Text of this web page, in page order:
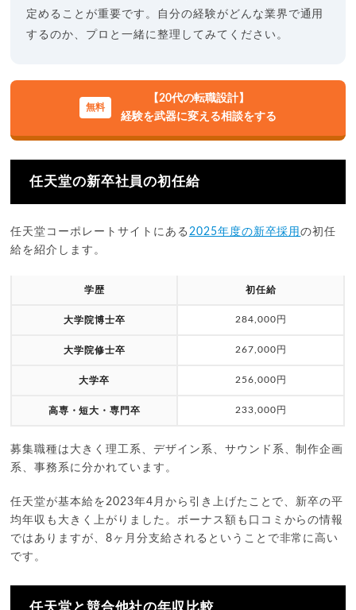
定めることが重要です。自分の経験がどんな業界で通用
するのか、プロと一緒に整理してみてください。
【20代の転職設計】
経験を武器に変える相談をする
任天堂の新卒社員の初任給
任天堂コーポレートサイトにある 2025年度の新卒採用の初任
給を紹介します。
学歴 初任給
大学院博士卒 284,000円
大学院修士卒 267,000円
大学卒 256,000円
高専・短大・専門卒 233,000円
募集職種は大きく理工系、デザイン系、サウンド系、制作企画
系、事務系に分かれています。
任天堂が基本給を2023年4月から引き上げたことで、新卒の平
均年収も大きく上がりました。ボーナス額も口コミからの情報
ではありますが、8ヶ月分支給されるということで非常に高い
です。